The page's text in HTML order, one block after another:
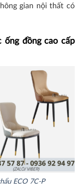
gian nội thất có
ống đồng cao cấp
ECO 7C-P